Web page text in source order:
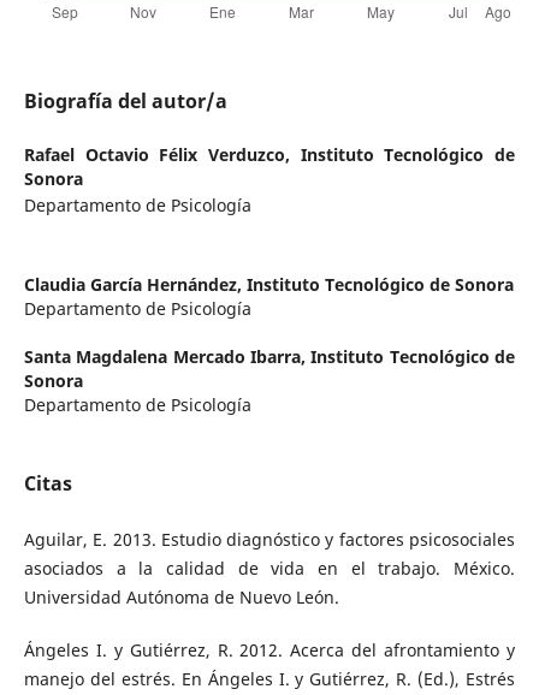
Biografía del autor/a
Rafael Octavio Félix Verduzco, Instituto Tecnológico de
Sonora
Departamento de Psicología
Claudia García Hernández, Instituto Tecnológico de Sonora
Departamento de Psicología
Santa Magdalena Mercado Ibarra,Instituto Tecnológico de
Sonora
Departamento de Psicología
Citas
Aguilar, E. 2013. Estudio diagnóstico y factores psicosociales
asociados a la calidad de vida en el trabajo. México.
Universidad Autónoma de Nuevo León.
Ángeles I. y Gutiérrez, R. 2012. Acerca del afrontamiento y
manejo del estrés. En Ángeles I. y Gutiérrez, R. (Ed.), Estrés